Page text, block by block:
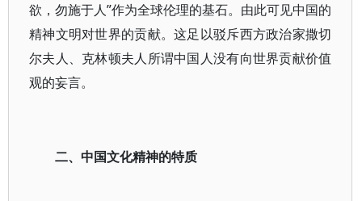
欲，勿施于人”作为全球伦理的基石。由此可见中国的
精神文明对世界的贡献。这足以驳斥西方政治家撒切
尔夫人、克林顿夫人所谓中国人没有向世界贡献价值
观的妄言。
二、中国文化精神的特质